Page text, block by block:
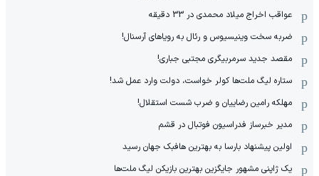
عواقب اخراج میلاد محمدی در 33 دقیقه
ضربه سخت وینیسیوس و رئال به رویاهای آرسنال!
مقصد جدید سرمربیگری مجتبی جباری!
ستاره لیگ ملت‌ها کولر خواست، دولت وارد عمل شد!
مهلکه رامین رضاییان و ضرب شست استقلال!
مدیر خبرساز فدراسیون فوتبال در قشم
اولین پیشنهاد بارسا به بهترین هافبک جهان رسید
یک ژاپنی مشهور جایگزین بهترین بازیکن لیگ ملت‌ها